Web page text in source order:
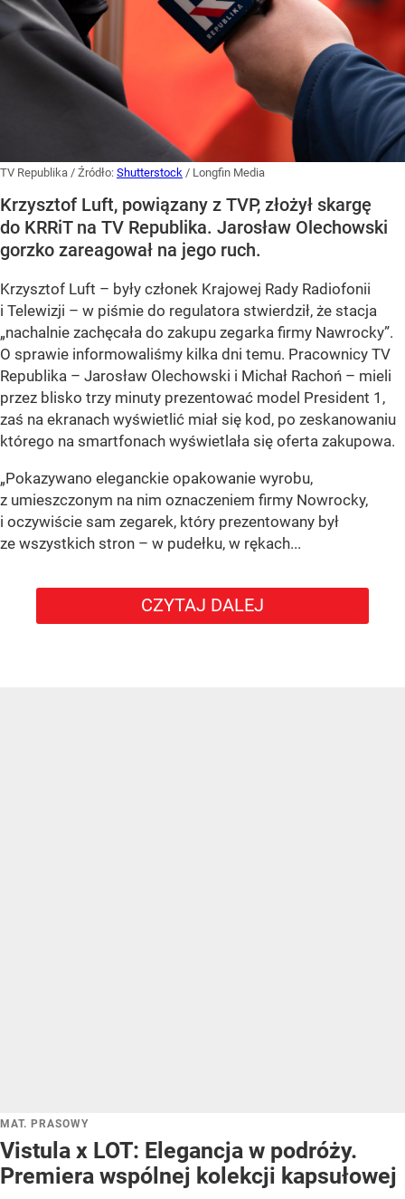
TV Republika / Źródło: Shutterstock / Longfin Media
Krzysztof Luft, powiązany z TVP, złożył skargę
do KRRiT na TV Republika. Jarosław Olechowski
gorzko zareagował na jego ruch.
Krzysztof Luft – były członek Krajowej Rady Radiofonii
i Telewizji – w piśmie do regulatora stwierdził, że stacja
„nachalnie zachęcała do zakupu zegarka firmy Nawrocky”.
O sprawie informowaliśmy kilka dni temu. Pracownicy TV
Republika – Jarosław Olechowski i Michał Rachoń – mieli
przez blisko trzy minuty prezentować model President 1,
zaś na ekranach wyświetlić miał się kod, po zeskanowaniu
którego na smartfonach wyświetlała się oferta zakupowa.
„Pokazywano eleganckie opakowanie wyrobu,
z umieszczonym na nim oznaczeniem firmy Nowrocky,
i oczywiście sam zegarek, który prezentowany był
ze wszystkich stron – w pudełku, w rękach...
CZYTAJ DALEJ
MAT. PRASOWY
Vistula x LOT: Elegancja w podróży.
Premiera wspólnej kolekcji kapsułowej